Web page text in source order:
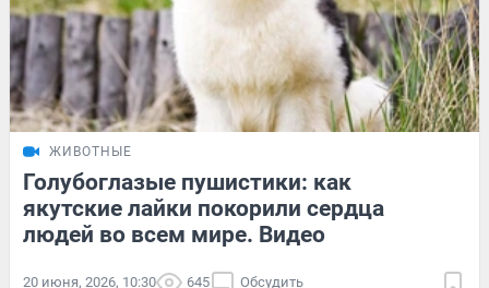
ЖИВОТНЫЕ
Голубоглазые пушистики: как
якутские лайки покорили сердца
людей во всем мире. Видео
20 июня, 2026, 10:30 645 Обсудить